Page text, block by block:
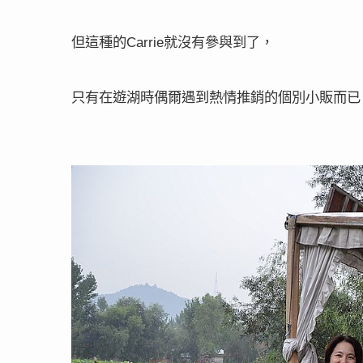
但這種的Carrie就沒有參與到了，
只有在遊湖時偶爾遇到熱情推銷的個別小販而